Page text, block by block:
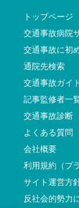
トップページ
交通事故病院
交通事故に初
通院先検索
交通事故ガイ
記事監修者一
交通事故診断
よくある質問
会社概要
利用規約（プ
サイト運営方
反社会的勢力